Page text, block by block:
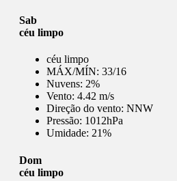
Sab
céu limpo
céu limpo
MÁX/MÍN: 33/16
Nuvens: 2%
Vento: 4.42 m/s
Direção do vento: NNW
Pressão: 1012hPa
Umidade: 21%
Dom
céu limpo